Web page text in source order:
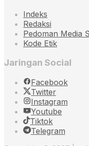
Indeks
Redaksi
Pedoman Media
Kode Etik
Jaringan Social
Facebook
Twitter
Instagram
Youtube
Tiktok
Telegram